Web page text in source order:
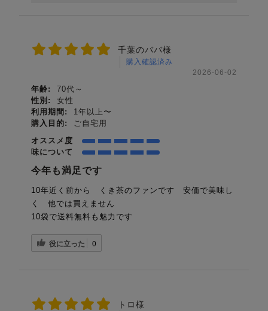
千葉のババ様
購入確認済み
2026-06-02
年齢:
70代～
性別:
女性
利用期間:
1年以上〜
購入目的:
ご自宅用
オススメ度
味について
今年も満足です
10年近く前から くき茶のファンです 安価で美味し
く 他では買えません
10袋で送料無料も魅力です
役に立った 0
トロ様